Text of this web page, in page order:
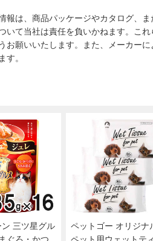
報は、商品パッケージやカタログ、
いて当社は責任を負いかねます。こ
お願いいたします。また、メーカー
。
三ツ星グル
ペットゴー オリジナ